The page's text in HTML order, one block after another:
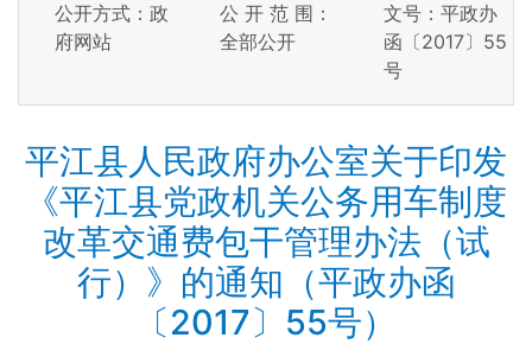
公开方式：政
府网站
公 开 范 围：
全部公开
文号：平政办
函〔2017〕55
号
平江县人民政府办公室关于印发
《平江县党政机关公务用车制度
改革交通费包干管理办法（试
行）》的通知（平政办函
〔2017〕55号）